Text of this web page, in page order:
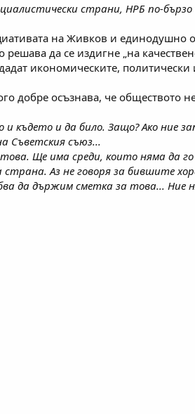
страни, НРБ по-
на Живков и единодушно
да се издигне „на
икономическите,
добре осъзнава, че обществото
където и да било. Защо? Ако ние
Съветския съюз...
Ще има среди, които няма да
страна. Аз не говоря за бившите
да държим сметка за това... Ние